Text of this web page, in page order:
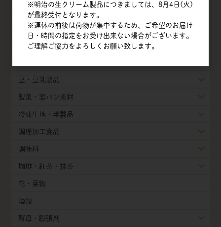
ナッツ
チョコレート
フルーツ
豆・豆乳製品
製菓・製パン素材
冷凍生地・半製品
調理加工食品
調味料
珈琲・紅茶・抹茶
花・葉物
酒類
酵母・膨張剤
※明治の生クリーム製品につきましては、8月4日(火)
が最終受付となります。
※連休の前後は荷物が集中するため、ご希望のお届け
日・時間の指定をお受け出来ない場合がございます。
ご理解ご協力をよろしくお願い致します。